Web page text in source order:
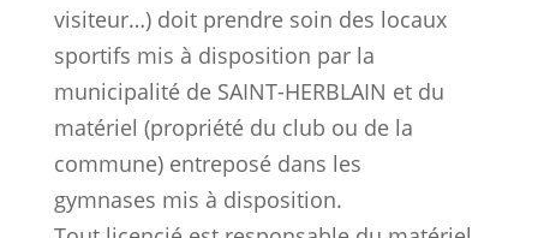
visiteur…) doit prendre soin des locaux
sportifs mis à disposition par la
municipalité de SAINT-HERBLAIN et du
matériel (propriété du club ou de la
commune) entreposé dans les
gymnases mis à disposition.